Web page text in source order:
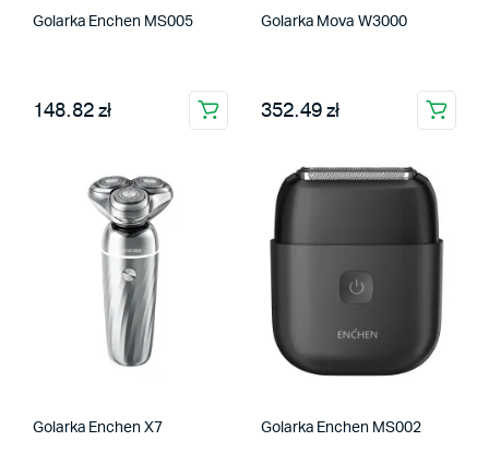
Golarka Enchen MS005
148.82 zł
Golarka Mova W3000
352.49 zł
Golarka Enchen X7 Golarka Enchen MS002